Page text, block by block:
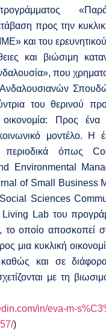
προς την
και του
και βιώσιμη
που
του θερινού
Προς ένα
μοντέλο. Η
περιοδικά όπως
Environmental
of Small Business
Sciences
Living Lab του
οποίο αποσκοπεί
μια κυκλική
και σε
με τη
in/eva-m-
)